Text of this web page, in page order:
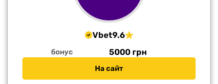
Vbet9.6
бонус 5000 грн
На сайт